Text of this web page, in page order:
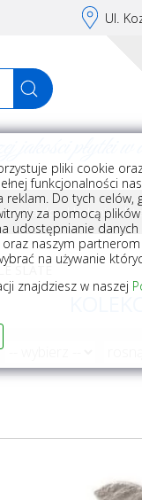
Ul.
do układania
SLATE
pliki cookie
funkcjonalności
reklam. Do tych
za pomocą
udostępnianie
naszym
na używanie
znajdziesz w naszej